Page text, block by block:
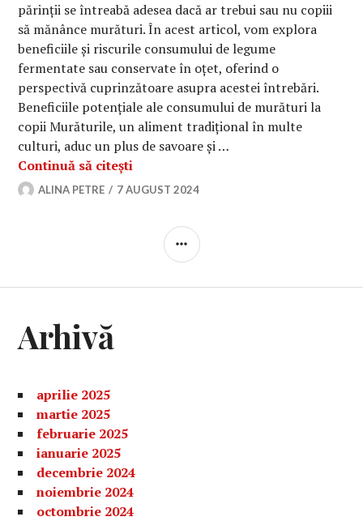
părinții se întreabă adesea dacă ar trebui sau nu copiii
să mănânce murături. În acest articol, vom explora
beneficiile și riscurile consumului de legume
fermentate sau conservate în oțet, oferind o
perspectivă cuprinzătoare asupra acestei întrebări.
Beneficiile potențiale ale consumului de murături la
copii Murăturile, un aliment tradițional în multe
culturi, aduc un plus de savoare și …
Continuă să citești
ALINA PETRE 7 AUGUST 2024
BARĂ
Arhivă
aprilie 2025
martie 2025
februarie 2025
ianuarie 2025
decembrie 2024
noiembrie 2024
octombrie 2024